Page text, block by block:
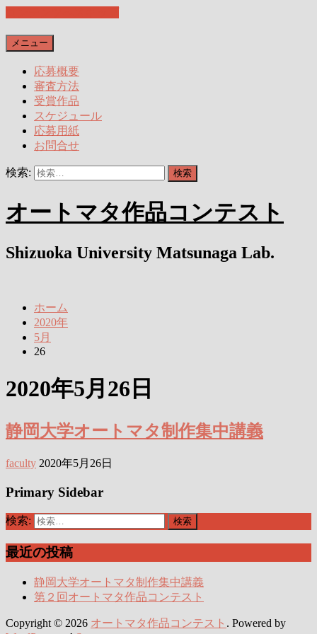
メニュー
応募概要
審査方法
受賞作品
スケジュール
応募用紙
お問合せ
検索:
オートマタ作品コンテスト
Shizuoka University Matsunaga Lab.
ホーム
2020年
5月
26
2020年5月26日
静岡大学オートマタ制作集中講義
faculty 2020年5月26日
Primary Sidebar
検索:
最近の投稿
静岡大学オートマタ制作集中講義
第２回オートマタ作品コンテスト
Copyright © 2026 オートマタ作品コンテスト . Powered by